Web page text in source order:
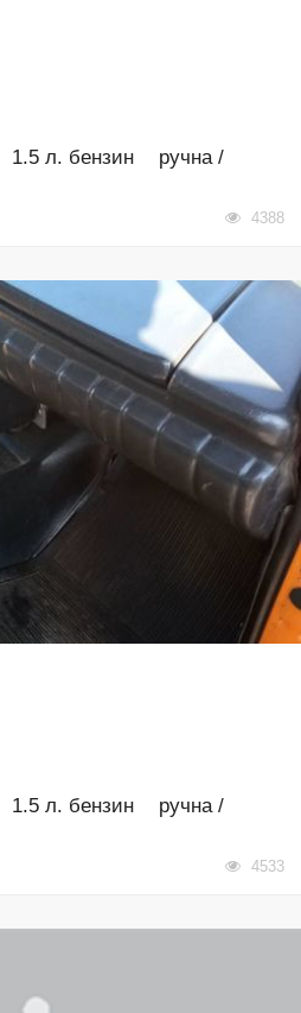
1.5 л. бензин
ручна /
4388
1.5 л. бензин
ручна /
4533